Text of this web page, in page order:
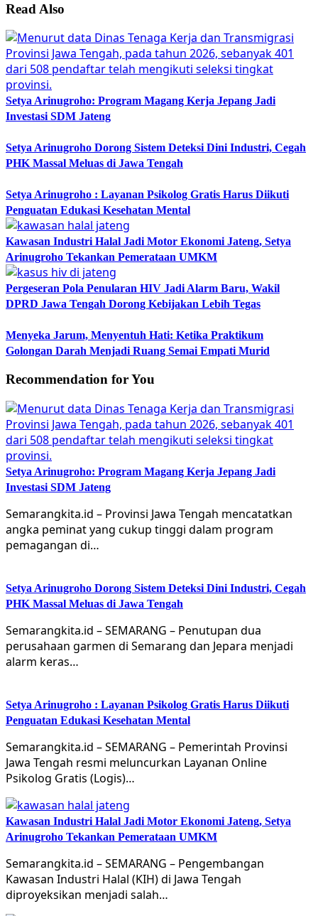
Read Also
Setya Arinugroho: Program Magang Kerja Jepang Jadi
Investasi SDM Jateng
Setya Arinugroho Dorong Sistem Deteksi Dini Industri, Cegah
PHK Massal Meluas di Jawa Tengah
Setya Arinugroho : Layanan Psikolog Gratis Harus Diikuti
Penguatan Edukasi Kesehatan Mental
Kawasan Industri Halal Jadi Motor Ekonomi Jateng, Setya
Arinugroho Tekankan Pemerataan UMKM
Pergeseran Pola Penularan HIV Jadi Alarm Baru, Wakil
DPRD Jawa Tengah Dorong Kebijakan Lebih Tegas
Menyeka Jarum, Menyentuh Hati: Ketika Praktikum
Golongan Darah Menjadi Ruang Semai Empati Murid
Recommendation for You
Setya Arinugroho: Program Magang Kerja Jepang Jadi
Investasi SDM Jateng
Semarangkita.id – Provinsi Jawa Tengah mencatatkan
angka peminat yang cukup tinggi dalam program
pemagangan di…
Setya Arinugroho Dorong Sistem Deteksi Dini Industri, Cegah
PHK Massal Meluas di Jawa Tengah
Semarangkita.id – SEMARANG – Penutupan dua
perusahaan garmen di Semarang dan Jepara menjadi
alarm keras…
Setya Arinugroho : Layanan Psikolog Gratis Harus Diikuti
Penguatan Edukasi Kesehatan Mental
Semarangkita.id – SEMARANG – Pemerintah Provinsi
Jawa Tengah resmi meluncurkan Layanan Online
Psikolog Gratis (Logis)…
Kawasan Industri Halal Jadi Motor Ekonomi Jateng, Setya
Arinugroho Tekankan Pemerataan UMKM
Semarangkita.id – SEMARANG – Pengembangan
Kawasan Industri Halal (KIH) di Jawa Tengah
diproyeksikan menjadi salah…